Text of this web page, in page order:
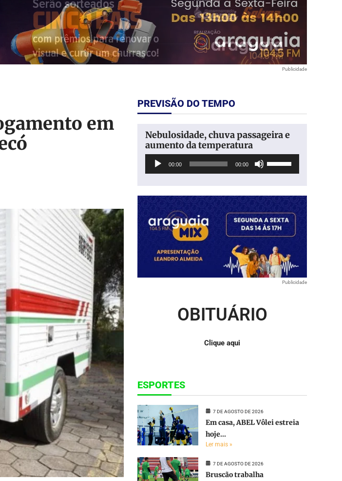
Publicidade
em
PREVISÃO DO TEMPO
Nebulosidade, chuva passageira e
aumento da temperatura
Tocador
00:00 00:00
cima
ou
para
baixo
aumentar
ou
diminuir
Publicidade
OBITUÁRIO
Clique aqui
ESPORTES
7 DE AGOSTO DE 2026
Em casa, ABEL Vôlei estreia
hoje...
Ler mais »
7 DE AGOSTO DE 2026
Bruscão trabalha